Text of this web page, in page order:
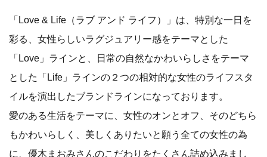
「Love & Life（ラブ アンド ライフ）」は、特別な一日を
彩る、女性らしいラグジュアリー感をテーマとした
「Love」ラインと、日常の自然なかわいらしさをテーマ
とした「Life」ラインの２つの相対的な女性のライフスタ
イルを演出したブランドラインになっております。
愛のある生活をテーマに、女性のオンとオフ、そのどちら
もかわいらしく、美しくありたいと願う全ての女性の為
に、優木まおみさんのこだわりをたくさん詰め込みまし